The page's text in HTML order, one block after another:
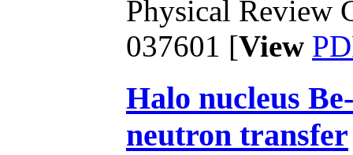
Physical Review
037601 [View
Halo nucleus
neutron transfer